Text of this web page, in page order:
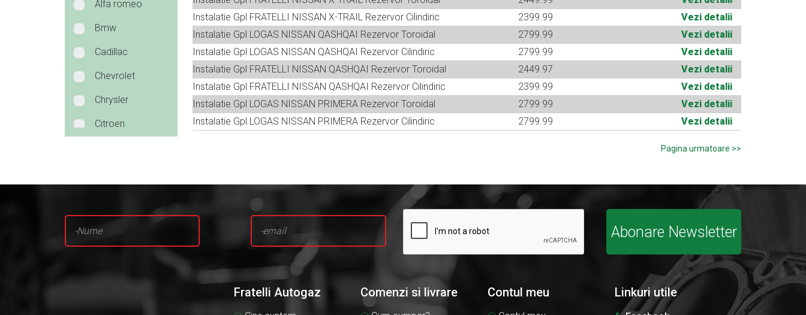
Alfa romeo
Bmw
Cadillac
Chevrolet
Chrysler
Citroen
Dodge
Fiat
Instalatie Gpl FRATELLI NISSAN X-TRAIL Rezervor Cilindiric
2399.99
Vezi detalii
Instalatie Gpl LOGAS NISSAN QASHQAI Rezervor Toroidal
2799.99
Vezi detalii
Instalatie Gpl LOGAS NISSAN QASHQAI Rezervor Cilindiric
2799.99
Vezi detalii
Instalatie Gpl FRATELLI NISSAN QASHQAI Rezervor Toroidal
2449.97
Vezi detalii
Instalatie Gpl FRATELLI NISSAN QASHQAI Rezervor Cilindiric
2399.99
Vezi detalii
Instalatie Gpl LOGAS NISSAN PRIMERA Rezervor Toroidal
2799.99
Vezi detalii
Instalatie Gpl LOGAS NISSAN PRIMERA Rezervor Cilindiric
2799.99 Vezi detalii
>
Abonare Newsletter
Fratelli Autogaz Comenzi si livrare Contul meu Linkuri utile